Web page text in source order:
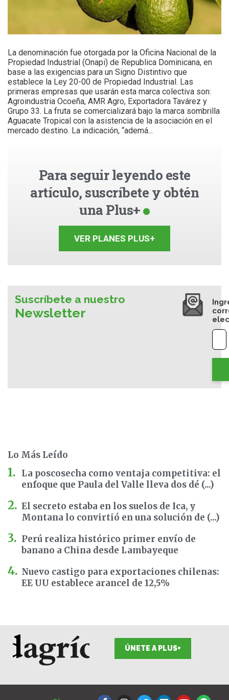
La denominación fue otorgada por la Oficina Nacional de la
Propiedad Industrial (Onapi) de Republica Dominicana, en
base a las exigencias para un Signo Distintivo que
establece la Ley 20-00 de Propiedad Industrial. Las
primeras empresas que usarán esta marca colectiva son:
Agroindustria Ocoeña, AMR Agro, Exportadora Tavárez y
Grupo 33. La fruta se comercializará bajo la marca sombrilla
Aguacate Tropical con la asistencia de la asociación en el
mercado destino. La indicación, “ademá...
Para seguir leyendo este
artículo, suscríbete y obtén
una Plus+
VER PLANES PLUS+
Suscríbete a nuestro
Newsletter
Lo Más Leído
La poscosecha como ventaja competitiva: el
enfoque que Paula del Valle lleva dos dé (...)
El secreto estaba en los suelos de Ica, y
Montana lo convirtió en una solución de (...)
Perú realiza histórico primer envío de
banano a China desde Lambayeque
Nuevo castigo para exportaciones chilenas:
EE UU establece arancel de 12,5%
ÚNETE A PLUS+
a
n
w
i
o
p